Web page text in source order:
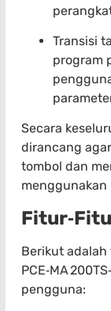
Transisi
program
Secara
dirancang
tombol dan
menggunakan
Berikut
PCE‑MA
pengguna: